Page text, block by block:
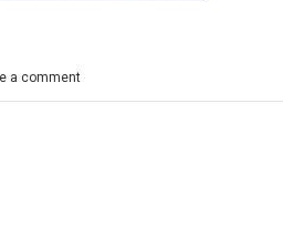
a comment